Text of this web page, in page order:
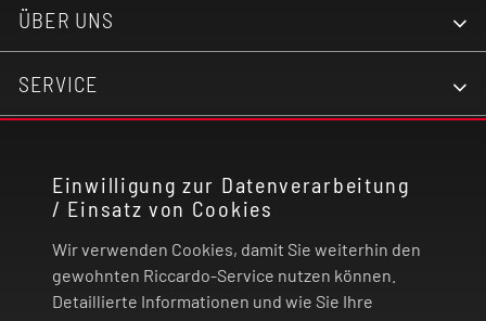
Einwilligung zur Datenverarbeitung
/ Einsatz von Cookies
Wir verwenden Cookies, damit Sie weiterhin den
gewohnten Riccardo-Service nutzen können.
Detaillierte Informationen und wie Sie Ihre
ÜBER UNS
SERVICE
RECHTLICHES
ZAHLUNG UND VERSAND